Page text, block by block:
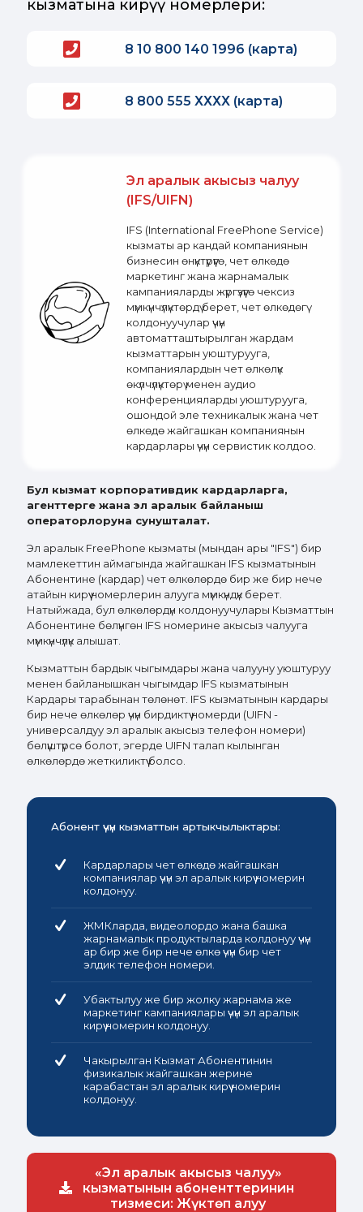
кызматына кирүү номерлери:
8 10 800 140 1996 (карта)
8 800 555 ХХХХ (карта)
Эл аралык акысыз чалуу
(IFS/UIFN)
IFS (International FreePhone Service)
кызматы ар кандай компаниянын
бизнесин өнүктүрүүгө, чет өлкөдө
маркетинг жана жарнамалык
кампанияларды жүргүзүүгө чексиз
мүмкүнчүлүктөрдү берет, чет өлкөдөгү
колдонуучулар үчүн
автоматташтырылган жардам
кызматтарын уюштурууга,
компаниялардын чет өлкөлүк
өкүлчүлүктөрү менен аудио
конференцияларды уюштурууга,
ошондой эле техникалык жана чет
өлкөдө жайгашкан компаниянын
кардарлары үчүн сервистик колдоо.
Бул кызмат корпоративдик кардарларга,
агенттерге жана эл аралык байланыш
операторлоруна сунушталат.
Эл аралык FreePhone кызматы (мындан ары "IFS") бир
мамлекеттин аймагында жайгашкан IFS кызматынын
Абонентине (кардар) чет өлкөлөрдө бир же бир нече
атайын кирүү номерлерин алууга мүмкүндүк берет.
Натыйжада, бул өлкөлөрдүн колдонуучулары Кызматтын
Абонентине бөлүнгөн IFS номерине акысыз чалууга
мүмкүнчүлүк алышат.
Кызматтын бардык чыгымдары жана чалууну уюштуруу
менен байланышкан чыгымдар IFS кызматынын
Кардары тарабынан төлөнөт. IFS кызматынын кардары
бир нече өлкөлөр үчүн бирдиктүү номерди (UIFN -
универсалдуу эл аралык акысыз телефон номери)
бөлүштүрсө болот, эгерде UIFN талап кылынган
өлкөлөрдө жеткиликтүү болсо.
Абонент үчүн кызматтын артыкчылыктары:
Кардарлары чет өлкөдө жайгашкан
компаниялар үчүн эл аралык кирүү номерин
колдонуу.
ЖМКларда, видеолордо жана башка
жарнамалык продуктыларда колдонуу үчүн
ар бир же бир нече өлкө үчүн бир чет
элдик телефон номери.
Убактылуу же бир жолку жарнама же
маркетинг кампаниялары үчүн эл аралык
кирүү номерин колдонуу.
Чакырылган Кызмат Абонентинин
физикалык жайгашкан жерине
карабастан эл аралык кирүү номерин
колдонуу.
«Эл аралык акысыз чалуу»
кызматынын абоненттеринин
тизмеси: Жүктөп алуу